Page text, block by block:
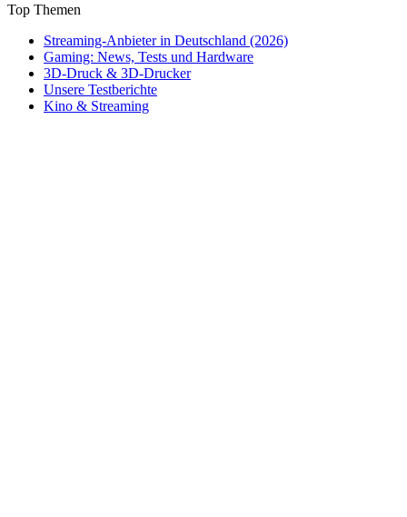
Top Themen
Streaming-Anbieter in Deutschland (2026)
Gaming: News, Tests und Hardware
3D-Druck & 3D-Drucker
Unsere Testberichte
Kino & Streaming